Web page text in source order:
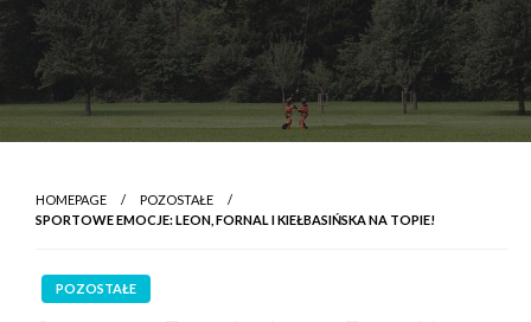
HOMEPAGE
POZOSTAŁE
SPORTOWE EMOCJE: LEON, FORNAL I KIEŁBASIŃSKA NA TOPIE!
POZOSTAŁE